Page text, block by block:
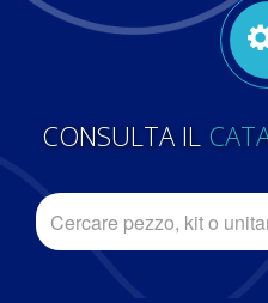
CONSULTA IL